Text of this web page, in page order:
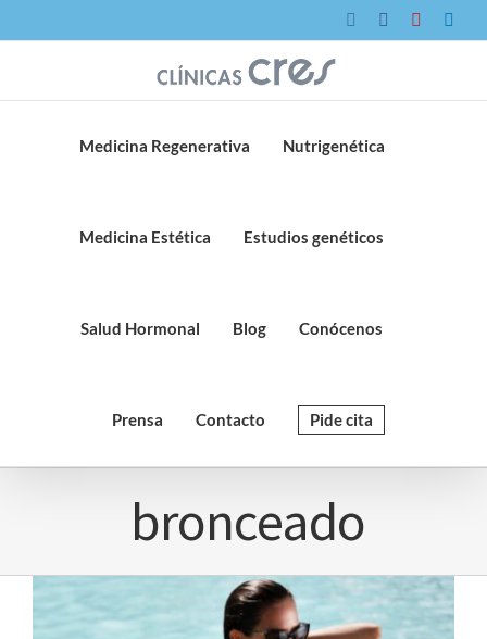
al
InstagramFacebookYouTube
Medicina Regenerativa Nutrigenética
Medicina Estética Estudios genéticos
Salud Hormonal Blog Conócenos
Prensa Contacto Pide cita
bronceado